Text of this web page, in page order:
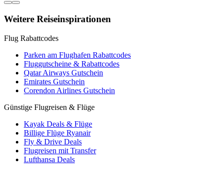
Weitere Reiseinspirationen
Flug Rabattcodes
Parken am Flughafen Rabattcodes
Fluggutscheine & Rabattcodes
Qatar Airways Gutschein
Emirates Gutschein
Corendon Airlines Gutschein
Günstige Flugreisen & Flüge
Kayak Deals & Flüge
Billige Flüge Ryanair
Fly & Drive Deals
Flugreisen mit Transfer
Lufthansa Deals